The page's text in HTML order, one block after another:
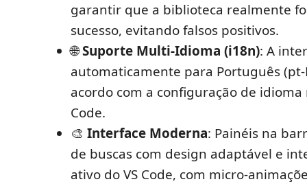
garantir que a biblioteca realmente
sucesso, evitando falsos positivos.
🌐Suporte Multi-Idioma (i18n): A
automaticamente para Português (pt-
acordo com a configuração de idioma
Code.
🎨 Interface Moderna: Painéis na
de buscas com design adaptável e
ativo do VS Code, com micro-